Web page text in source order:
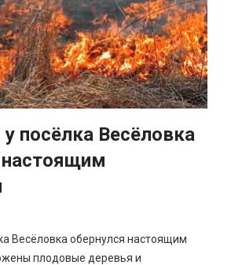
посёлка Весёловка
настоящим
Весёловка обернулся настоящим
плодовые деревья и